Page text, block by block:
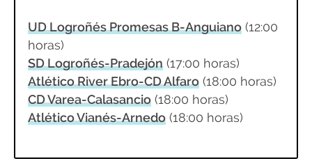
UD Logroñés Promesas B-Anguiano(12:00
horas)
SD Logroñés-Pradejón(17:00 horas)
Atlético River Ebro-CD Alfaro(18:00 horas)
CD Varea-Calasancio(18:00 horas)
Atlético Vianés-Arnedo(18:00 horas)